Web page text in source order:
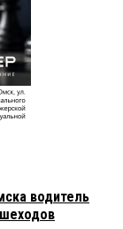
водитель